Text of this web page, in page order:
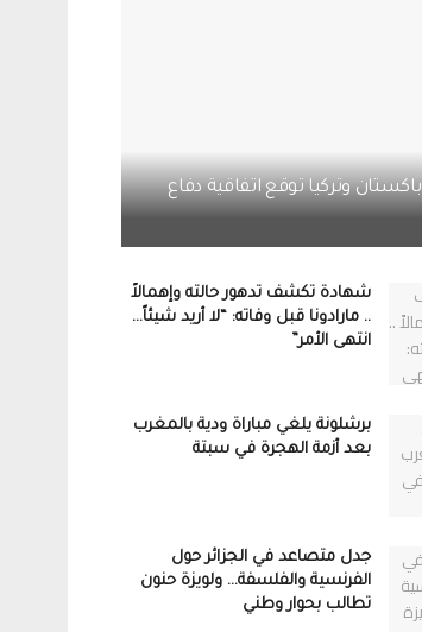
وتركيا توقع اتفاقية دفاع
شهادة تكشف تدهور حالته وإهمالاً
.. مارادونا قبل وفاته: “لا أريد شيئاً…
انتهى الأمر”
برشلونة يلغي مباراة ودية بالمغرب
بعد أزمة الهجرة في سبتة
جدل متصاعد في الجزائر حول
الفرنسية والفلسفة… ولويزة حنون
تطالب بحوار وطني